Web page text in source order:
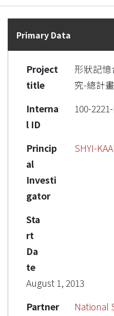
Statistics
Primary Data
Project
title
形狀記
究-總計畫
Interna
l ID
100-
Princip
al
Investi
gator
SHYI-
Sta
rt
Da
te
August 1, 2013
Partner
National